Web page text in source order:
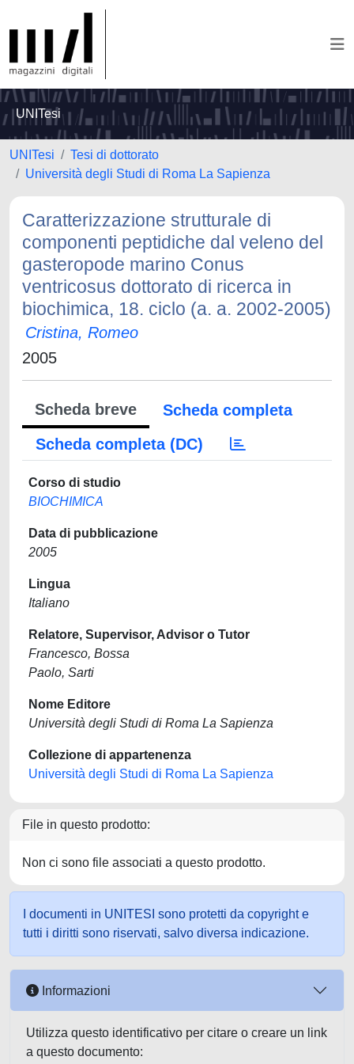
UNITesi
UNITesi
Tesi di dottorato
Università degli Studi di Roma La Sapienza
Caratterizzazione strutturale di
componenti peptidiche dal veleno del
gasteropode marino Conus
ventricosus dottorato di ricerca in
biochimica, 18. ciclo (a. a. 2002-2005)
Cristina, Romeo
2005
Scheda breve
Scheda completa
Scheda completa (DC)
Corso di studio
BIOCHIMICA
Data di pubblicazione
2005
Lingua
Italiano
Relatore, Supervisor, Advisor o Tutor
Francesco, Bossa
Paolo, Sarti
Nome Editore
Università degli Studi di Roma La Sapienza
Collezione di appartenenza
Università degli Studi di Roma La Sapienza
File in questo prodotto:
Non ci sono file associati a questo prodotto.
I documenti in UNITESI sono protetti da copyright e
tutti i diritti sono riservati, salvo diversa indicazione.
Informazioni
Utilizza questo identificativo per citare o creare un link
a questo documento: